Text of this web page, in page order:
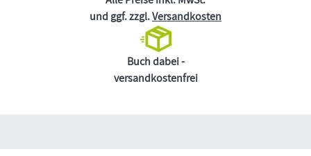
und ggf. zzgl.Versandkosten
Buch dabei -
versandkostenfrei